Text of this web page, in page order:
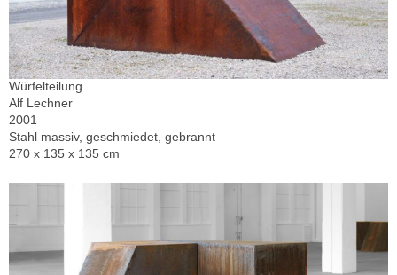
Würfelteilung
Alf Lechner
2001
Stahl massiv, geschmiedet, gebrannt
270 x 135 x 135 cm